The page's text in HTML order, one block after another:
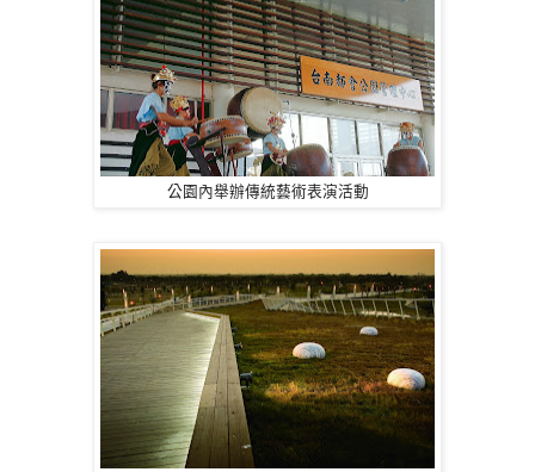
公園內舉辦傳統藝術表演活動